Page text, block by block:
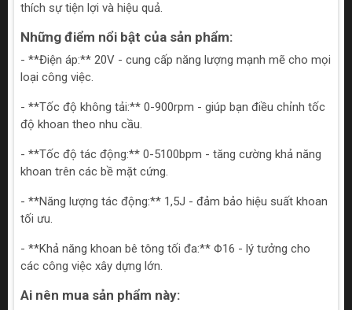
thích sự tiện lợi và hiệu quả.
Những điểm nổi bật của sản phẩm:
- **Điện áp:** 20V - cung cấp năng lượng mạnh mẽ cho mọi
loại công việc.
- **Tốc độ không tải:** 0-900rpm - giúp bạn điều chỉnh tốc
độ khoan theo nhu cầu.
- **Tốc độ tác động:** 0-5100bpm - tăng cường khả năng
khoan trên các bề mặt cứng.
- **Năng lượng tác động:** 1,5J - đảm bảo hiệu suất khoan
tối ưu.
- **Khả năng khoan bê tông tối đa:** Φ16 - lý tưởng cho
các công việc xây dựng lớn.
Ai nên mua sản phẩm này: